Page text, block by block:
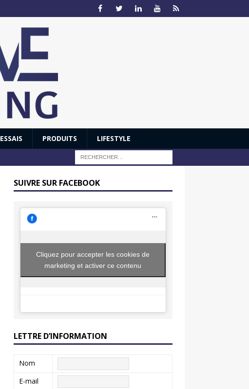
ESSAIS PRODUITS LIFESTYLE
SUIVRE SUR FACEBOOK
Cliquez pour accepter les cookies de
marketing et activer ce contenu
LETTRE D’INFORMATION
Nom
E-mail